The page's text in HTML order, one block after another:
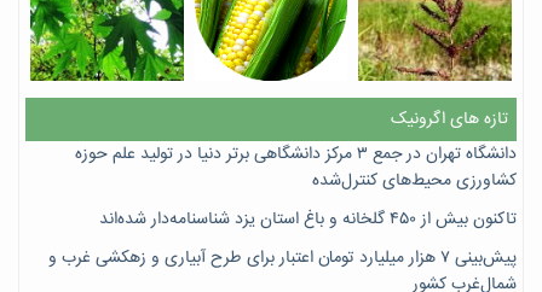
تازه های اگرونیک
دانشگاه تهران در جمع ۳ مرکز دانشگاهی برتر دنیا در تولید علم حوزه
کشاورزی محیط‌های کنترل‌شده
تاکنون بیش از ۴۵۰ گلخانه و باغ استان یزد شناسنامه‌دار شده‌اند
پیش‌بینی ۷‌ هزار میلیارد تومان اعتبار برای طرح آبیاری و زهکشی غرب و
شمال‌غرب کشور